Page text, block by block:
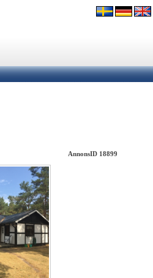
AnnonsID 18899